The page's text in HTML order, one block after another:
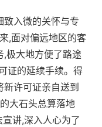
致入微的关怀与专
,面对偏远地区的客
,极大地方便了路途
证的延续手续。得
许可证亲自送到
大石头总算落地
讲,深入人心为了